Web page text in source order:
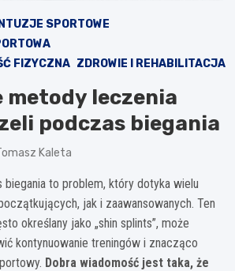
SPORTOWE
FIZYCZNA ZDROWIE I REHABILITACJA
metody leczenia
podczas biegania
Kaleta
to problem, który dotyka wielu
jak i zaawansowanych. Ten
określany jako „shin splints”, może
kontynuowanie treningów i znacząco
Dobra wiadomość jest taka, że